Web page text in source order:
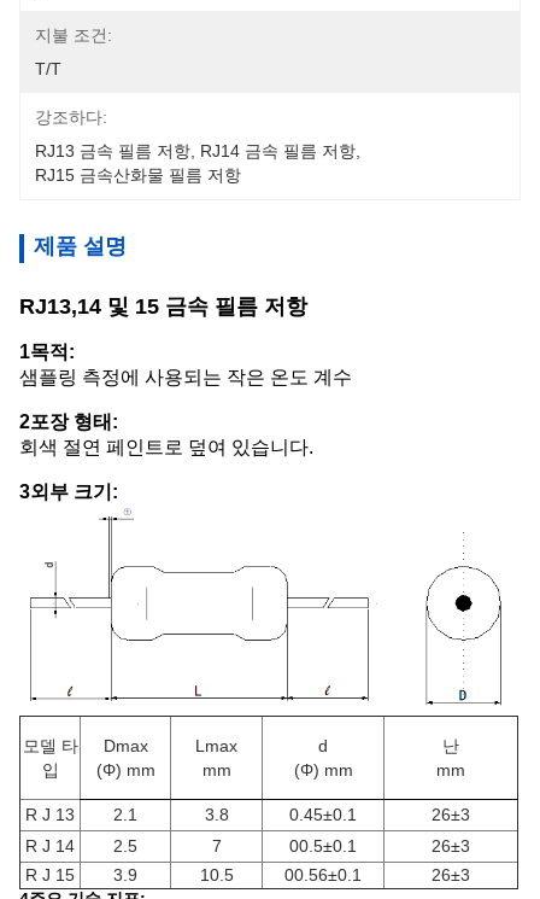
지불 조건:
T/T
강조하다:
RJ13 금속 필름 저항 RJ14 금속 필름 저항
RJ15 금속산화물 필름 저항
제품 설명
RJ13,14 및 15 금속 필름 저항
1목적:
샘플링 측정에 사용되는 작은 온도 계수
2포장 형태:
회색 절연 페인트로 덮여 있습니다.
3외부 크기:
모델 타
입
Dmax
(Φ) mm
Lmax
mm
d
(Φ) mm
난
mm
R J 13 2.1 3.8 0.45±0.1
26±3
R J 14
2.5 7 00.5±0.1
26±3
R J 15
3.9 10.5 00.56±0.1
26±3